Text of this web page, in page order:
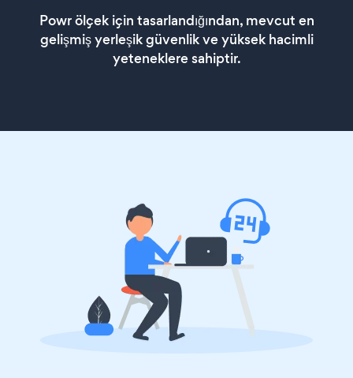
Powr ölçek için tasarlandığından, mevcut en
gelişmiş yerleşik güvenlik ve yüksek hacimli
yeteneklere sahiptir.